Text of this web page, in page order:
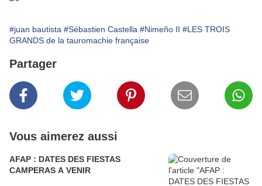
#juan bautista #Sébastien Castella #Nimeño II #LES TROIS
GRANDS de la tauromachie française
Partager
Vous aimerez aussi
AFAP : DATES DES FIESTAS
CAMPERAS A VENIR